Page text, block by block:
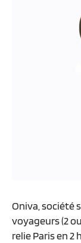
Oniva, société
voyageurs (2
relie Paris en 2